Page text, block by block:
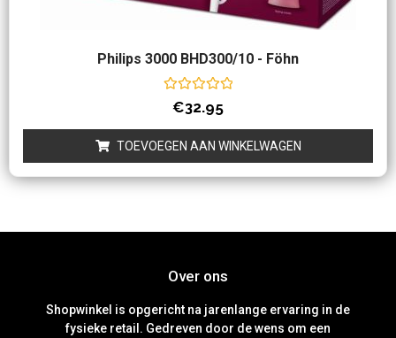
Philips 3000 BHD300/10 - Föhn
Waardering
uit
5
€32.95
TOEVOEGEN AAN WINKELWAGEN
Over ons
Shopwinkel is opgericht na jarenlange ervaring in de
fysieke retail. Gedreven door de wens om een